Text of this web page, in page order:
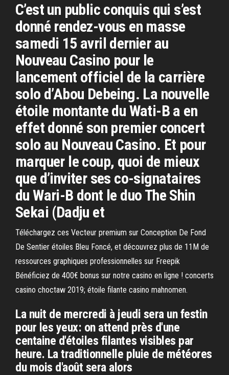
C’est un public conquis qui s’est
donné rendez-vous en masse
samedi 15 avril dernier au
Nouveau Casino pour le
lancement officiel de la carrière
solo d’Abou Debeing. La nouvelle
étoile montante du Wati-B a en
effet donné son premier concert
solo au Nouveau Casino. Et pour
marquer le coup, quoi de mieux
que d’inviter ses co-signataires
du Wari-B dont le duo The Shin
Sekai (Dadju et
Téléchargez ces Vecteur premium sur Conception De Fond
De Sentier étoiles Bleu Foncé, et découvrez plus de 11M de
ressources graphiques professionnelles sur Freepik
Bénéficiez de 400€ bonus sur notre casino en ligne ! concerts
casino choctaw 2019; étoile filante casino mahnomen.
La nuit de mercredi à jeudi sera un festin
pour les yeux: on attend près d'une
centaine d'étoiles filantes visibles par
heure. La traditionnelle pluie de météores
du mois d'août sera alors